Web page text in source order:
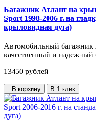
Багажник Атлант на
Sport 1998-2006 г. на
крыловидная дуга)
Автомобильный багажник
качественный и надежный
13450 рублей
В корзину В 1 клик